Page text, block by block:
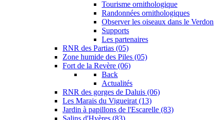
Tourisme ornithologique
Randonnées ornithologiques
Observer les oiseaux dans le Verdon
Supports
Les partenaires
RNR des Partias (05)
Zone humide des Piles (05)
Fort de la Revère (06)
Back
Actualités
RNR des gorges de Daluis (06)
Les Marais du Vigueirat (13)
Jardin à papillons de l'Escarelle (83)
Salins d'Hyères (83)